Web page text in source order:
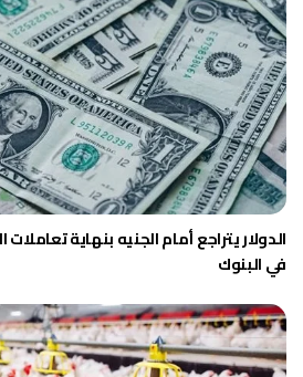
الدولار يتراجع أمام الجنيه بنهاية
في البنوك